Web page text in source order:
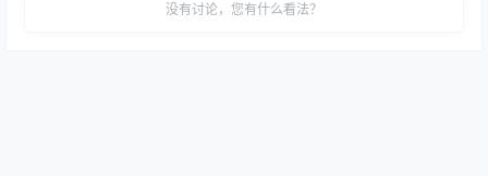
没有讨论，您有什么看法？